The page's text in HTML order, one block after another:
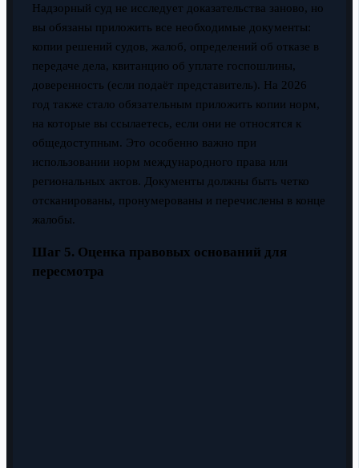
Надзорный суд не исследует доказательства заново, но
вы обязаны приложить все необходимые документы:
копии решений судов, жалоб, определений об отказе в
передаче дела, квитанцию об уплате госпошлины,
доверенность (если подаёт представитель). На 2026
год также стало обязательным приложить копии норм,
на которые вы ссылаетесь, если они не относятся к
общедоступным. Это особенно важно при
использовании норм международного права или
региональных актов. Документы должны быть четко
отсканированы, пронумерованы и перечислены в конце
жалобы.
Шаг 5. Оценка правовых оснований для
пересмотра